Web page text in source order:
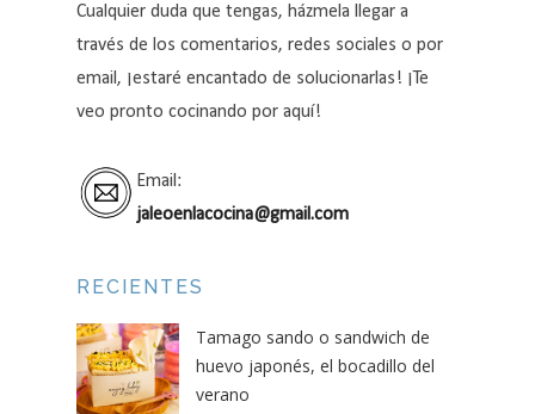
Cualquier duda que tengas, házmela llegar a
través de los comentarios, redes sociales o por
email, ¡estaré encantado de solucionarlas! ¡Te
veo pronto cocinando por aquí!
Email:
jaleoenlacocina@gmail.com
RECIENTES
Tamago sando o sandwich de
huevo japonés, el bocadillo del
verano